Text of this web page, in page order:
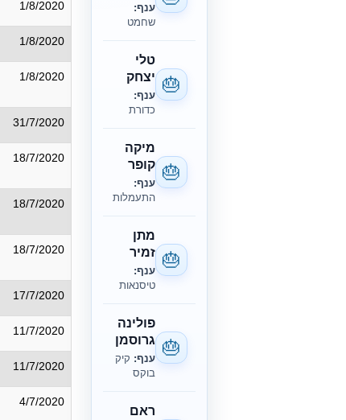
ענף:
שחמט
🎂
טלי
יצחק
ענף:
כדורת
🎂
מיקה
קופר
ענף:
התעמלות
🎂
מתן
זמיר
ענף:
טיסנאות
🎂
פולינה
גרוסמן
ענף: קיק
בוקס
ראם
1/8/2020
1/8/2020
1/8/2020
31/7/2020
18/7/2020
18/7/2020
18/7/2020
17/7/2020
11/7/2020
11/7/2020
4/7/2020